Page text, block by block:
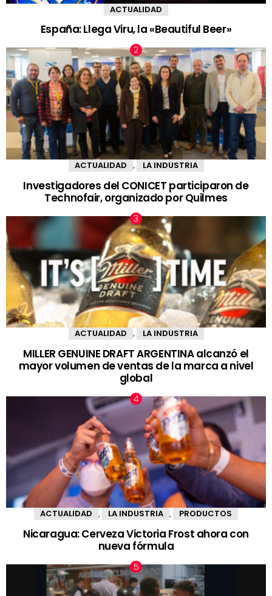
ACTUALIDAD
España: Llega Viru, la «Beautiful Beer»
ACTUALIDAD , LA INDUSTRIA
Investigadores del CONICET participaron de
Technofair, organizado por Quilmes
ACTUALIDAD , LA INDUSTRIA
MILLER GENUINE DRAFT ARGENTINA alcanzó el
mayor volumen de ventas de la marca a nivel
global
ACTUALIDAD LA INDUSTRIA PRODUCTOS
Nicaragua: Cerveza Victoria Frost ahora con
nueva fórmula